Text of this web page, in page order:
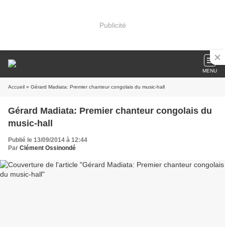
Publicité
MENU
Accueil » Gérard Madiata: Premier chanteur congolais du music-hall
Gérard Madiata: Premier chanteur congolais du
music-hall
Publié le 13/09/2014 à 12:44
Par Clément Ossinondé